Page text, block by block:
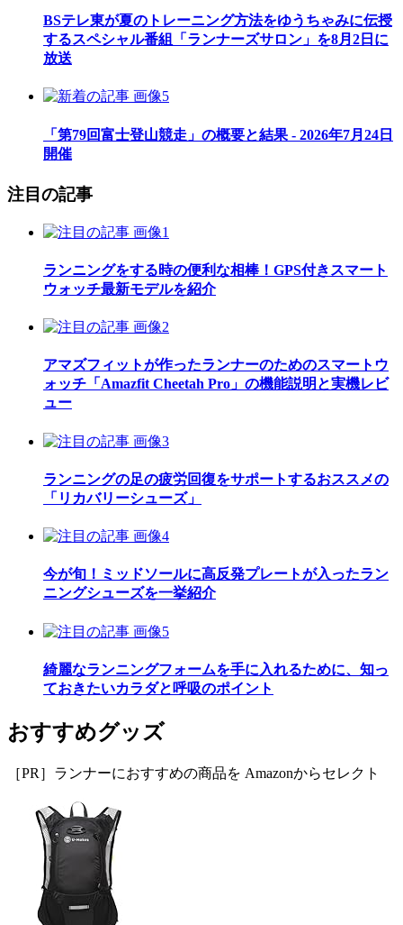
BSテレ東が夏のトレーニング方法をゆうちゃみに伝授
するスペシャル番組「ランナーズサロン」を8月2日に
放送
「第79回富士登山競走」の概要と結果 - 2026年7月24日
開催
注目の記事
ランニングをする時の便利な相棒！GPS付きスマート
ウォッチ最新モデルを紹介
アマズフィットが作ったランナーのためのスマートウ
ォッチ「Amazfit Cheetah Pro」の機能説明と実機レビ
ュー
ランニングの足の疲労回復をサポートするおススメの
「リカバリーシューズ」
今が旬！ミッドソールに高反発プレートが入ったラン
ニングシューズを一挙紹介
綺麗なランニングフォームを手に入れるために、知っ
ておきたいカラダと呼吸のポイント
おすすめグッズ
［PR］ランナーにおすすめの商品を Amazonからセレクト